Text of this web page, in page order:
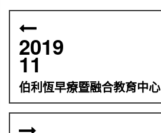
2019
11
伯利恆早療暨融合教育中心